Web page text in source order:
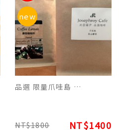
new
品選 限量爪哇島 麝香咖啡單品原豆(100g)-追求品香的咖啡客別錯過
NT$1800 NT$1400